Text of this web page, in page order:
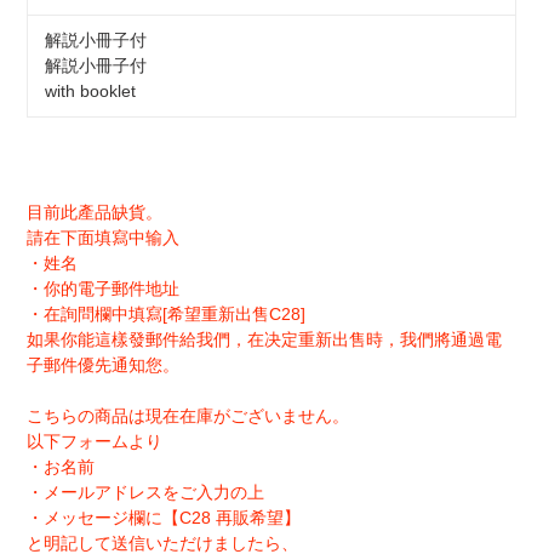
解説小冊子付
解説小冊子付
with booklet
目前此產品缺貨。
請在下面填寫中输入
・姓名
・你的電子郵件地址
・在詢問欄中填寫[希望重新出售C28]
如果你能這樣發郵件給我們，在决定重新出售時，我們將通過電
子郵件優先通知您。
こちらの商品は現在在庫がございません。
以下フォームより
・お名前
・メールアドレスをご入力の上
・メッセージ欄に【C28 再販希望】
と明記して送信いただけましたら、